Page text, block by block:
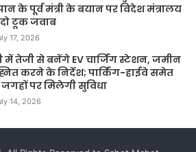
के पूर्व मंत्री के बयान पर विदेश मंत्रालय
टूक जवाब
17, 2026
में तेजी से बनेंगे EV चार्जिंग स्टेशन, जमीन
करने के निर्देश; पार्किंग-हाईवे समेत
पर मिलेगी सुविधा
14, 2026